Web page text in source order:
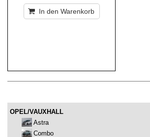
In den Warenkorb
OPEL/VAUXHALL
Astra
Combo